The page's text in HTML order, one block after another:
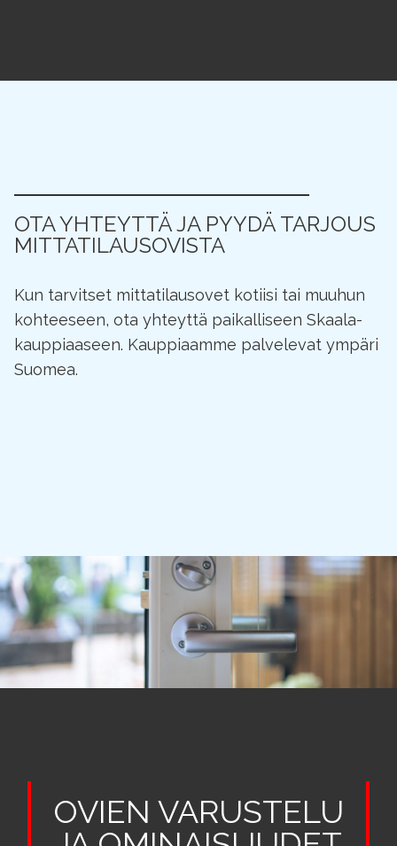
OTA YHTEYTTÄ JA PYYDÄ TARJOUS
MITTATILAUSOVISTA
Kun tarvitset mittatilausovet kotiisi tai muuhun
kohteeseen, ota yhteyttä paikalliseen Skaala-
kauppiaaseen. Kauppiaamme palvelevat ympäri
Suomea.
OVIEN VARUSTELU